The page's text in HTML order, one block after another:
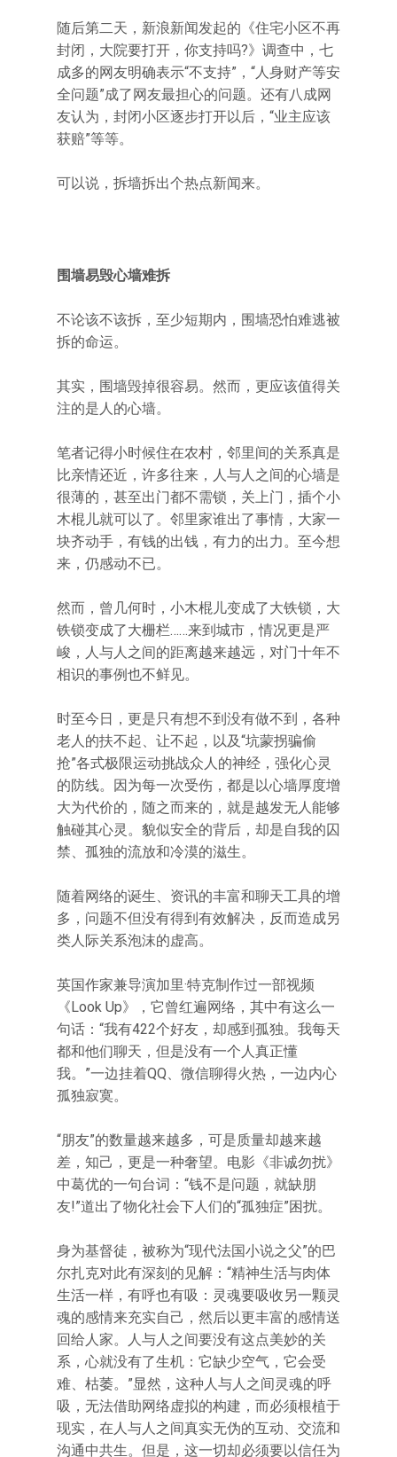
随后第二天，新浪新闻发起的《住宅小区不再
封闭，大院要打开，你支持吗?》调查中，七
成多的网友明确表示“不支持”，“人身财产等安
全问题”成了网友最担心的问题。还有八成网
友认为，封闭小区逐步打开以后，“业主应该
获赔”等等。
可以说，拆墙拆出个热点新闻来。
围墙易毁心墙难拆
不论该不该拆，至少短期内，围墙恐怕难逃被
拆的命运。
其实，围墙毁掉很容易。然而，更应该值得关
注的是人的心墙。
笔者记得小时候住在农村，邻里间的关系真是
比亲情还近，许多往来，人与人之间的心墙是
很薄的，甚至出门都不需锁，关上门，插个小
木棍儿就可以了。邻里家谁出了事情，大家一
块齐动手，有钱的出钱，有力的出力。至今想
来，仍感动不已。
然而，曾几何时，小木棍儿变成了大铁锁，大
铁锁变成了大栅栏……来到城市，情况更是严
峻，人与人之间的距离越来越远，对门十年不
相识的事例也不鲜见。
时至今日，更是只有想不到没有做不到，各种
老人的扶不起、让不起，以及“坑蒙拐骗偷
抢”各式极限运动挑战众人的神经，强化心灵
的防线。因为每一次受伤，都是以心墙厚度增
大为代价的，随之而来的，就是越发无人能够
触碰其心灵。貌似安全的背后，却是自我的囚
禁、孤独的流放和冷漠的滋生。
随着网络的诞生、资讯的丰富和聊天工具的增
多，问题不但没有得到有效解决，反而造成另
类人际关系泡沫的虚高。
英国作家兼导演加里·特克制作过一部视频
《Look Up》，它曾红遍网络，其中有这么一
句话：“我有422个好友，却感到孤独。我每天
都和他们聊天，但是没有一个人真正懂
我。”一边挂着QQ、微信聊得火热，一边内心
孤独寂寞。
“朋友”的数量越来越多，可是质量却越来越
差，知己，更是一种奢望。电影《非诚勿扰》
中葛优的一句台词：“钱不是问题，就缺朋
友!”道出了物化社会下人们的“孤独症”困扰。
身为基督徒，被称为“现代法国小说之父”的巴
尔扎克对此有深刻的见解：“精神生活与肉体
生活一样，有呼也有吸：灵魂要吸收另一颗灵
魂的感情来充实自己，然后以更丰富的感情送
回给人家。人与人之间要没有这点美妙的关
系，心就没有了生机：它缺少空气，它会受
难、枯萎。”显然，这种人与人之间灵魂的呼
吸，无法借助网络虚拟的构建，而必须根植于
现实，在人与人之间真实无伪的互动、交流和
沟通中共生。但是，这一切却必须要以信任为